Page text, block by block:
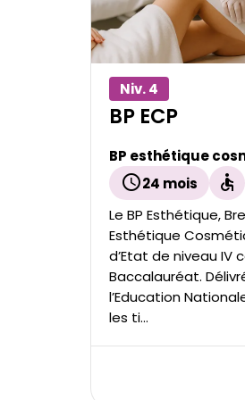
alt="BP esthétique
title="BP esthétique
Niv. 4
BP ECP
BP esthétique
schedule24 mois accessible
Le BP Esthétique,
Esthétique
d’Etat de niveau IV
Baccalauréat.
l’Education
les ti...